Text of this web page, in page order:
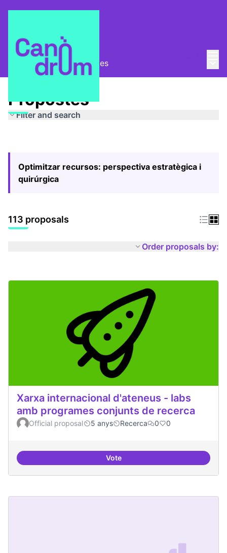
Pla Estratègic Propostes
Propostes
Filter and search
Optimitzar recursos: perspectiva estratègica i
quirúrgica
113 proposals
Order proposals by:
Xarxa internacional d'ateneus - labs
amb programes conjunts de recerca
Official proposal 5 anys Recerca 0 0
VoteXarxa internacional d'ateneus -